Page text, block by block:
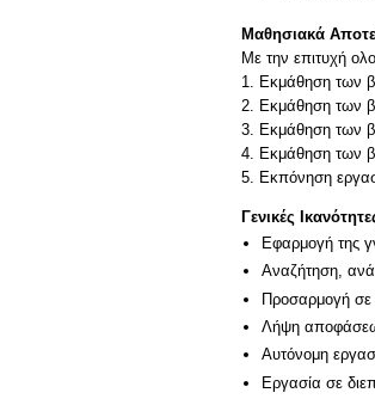
Μαθησιακά
Με την επιτυχή
1. Εκμάθηση των
2. Εκμάθηση των
3. Εκμάθηση των
4. Εκμάθηση των
Γενικές
Εφαρμογή της
Αναζήτηση,
Προσαρμογή σε
Λήψη
Αυτόνομη
Εργασία σε